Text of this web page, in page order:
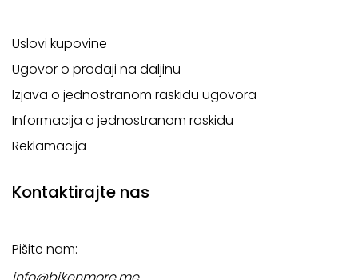
Uslovi kupovine
Ugovor o prodaji na daljinu
Izjava o jednostranom raskidu ugovora
Informacija o jednostranom raskidu
Reklamacija
Kontaktirajte nas
Pišite nam: